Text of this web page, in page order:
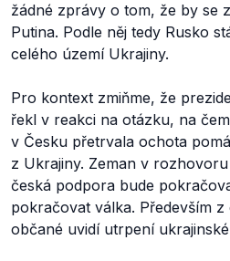
žádné zprávy o tom, že by se
Putina. Podle něj tedy Rusko
celého území Ukrajiny.
Pro kontext zmiňme, že
řekl v reakci na otázku, na
v Česku přetrvala ochota
z Ukrajiny. Zeman v
česká podpora bude
pokračovat válka. Především
občané uvidí utrpení